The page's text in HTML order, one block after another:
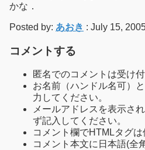
かな．
Posted by: あおき : July 15,
コメントする
匿名でのコメントは受け
お名前（ハンドル名可）
力してください。
メールアドレスを表示さ
ず記入してください。
コメント欄でHTMLタグは
コメント本文に日本語(全